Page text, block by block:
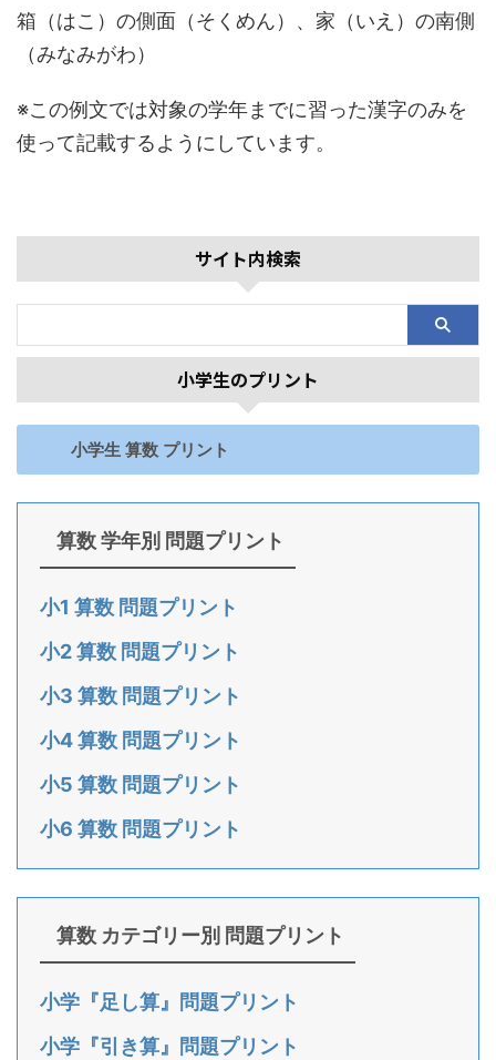
箱（はこ）の側面（そくめん）、家（いえ）の南側
（みなみがわ）
※この例文では対象の学年までに習った漢字のみを
使って記載するようにしています。
サイト内検索
小学生のプリント
小学生 算数 プリント
算数 学年別 問題プリント
小1 算数 問題プリント
小2 算数 問題プリント
小3 算数 問題プリント
小4 算数 問題プリント
小5 算数 問題プリント
小6 算数 問題プリント
算数 カテゴリー別 問題プリント
小学『足し算』問題プリント
小学『引き算』問題プリント